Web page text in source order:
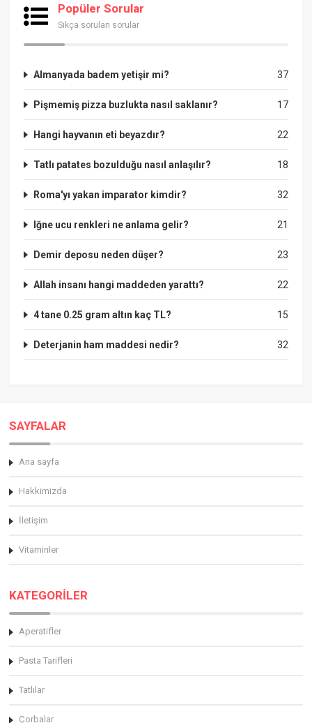
Popüler Sorular
Sıkça sorulan sorular
37
Almanyada badem yetişir mi?
17
Pişmemiş pizza buzlukta nasıl saklanır?
22
Hangi hayvanın eti beyazdır?
18
Tatlı patates bozulduğu nasıl anlaşılır?
32
Roma'yı yakan imparator kimdir?
21
Iğne ucu renkleri ne anlama gelir?
23
Demir deposu neden düşer?
22
Allah insanı hangi maddeden yarattı?
15
4 tane 0.25 gram altın kaç TL?
32
Deterjanin ham maddesi nedir?
SAYFALAR
Ana sayfa
Hakkimizda
İletişim
Vitaminler
KATEGORİLER
Aperatifler
Pasta Tarifleri
Tatlılar
Çorbalar